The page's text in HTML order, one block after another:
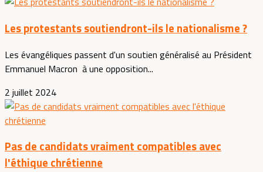
Les protestants soutiendront-ils le nationalisme ?
Les évangéliques passent d'un soutien généralisé au Président
Emmanuel Macron à une opposition...
2 juillet 2024
Pas de candidats vraiment compatibles avec
l'éthique chrétienne